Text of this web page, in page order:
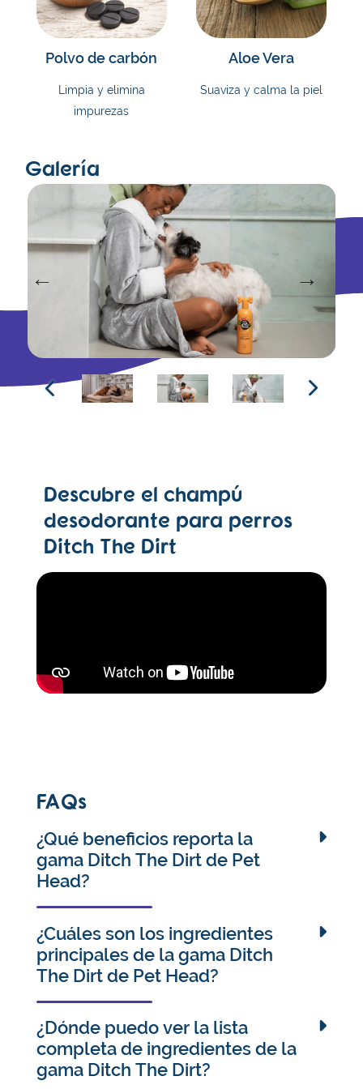
Polvo de carbón
Limpia y elimina
impurezas
Aloe Vera
Suaviza y calma la piel
Galería
Descubre el champú
desodorante para perros
Ditch The Dirt
FAQs
¿Qué beneficios reporta la
gama Ditch The Dirt de Pet
Head?
Nuestra colección desodorante Ditch The Dirt
contiene polvo de carbón vegetal que actúa como
un imán para atraer la suciedad y la grasa. El
aceite de corteza de naranja combate los malos
¿Cuáles son los ingredientes
principales de la gama Ditch
The Dirt de Pet Head?
La gama Ditch The Dirt lleva polvo de carbón
vegetal que neutraliza los olores y atrae la grasa y
la suciedad. Además, el aceite de corteza de
naranja enmascara los olores, para que tu perrito
¿Dónde puedo ver la lista
completa de ingredientes de la
gama Ditch The Dirt?